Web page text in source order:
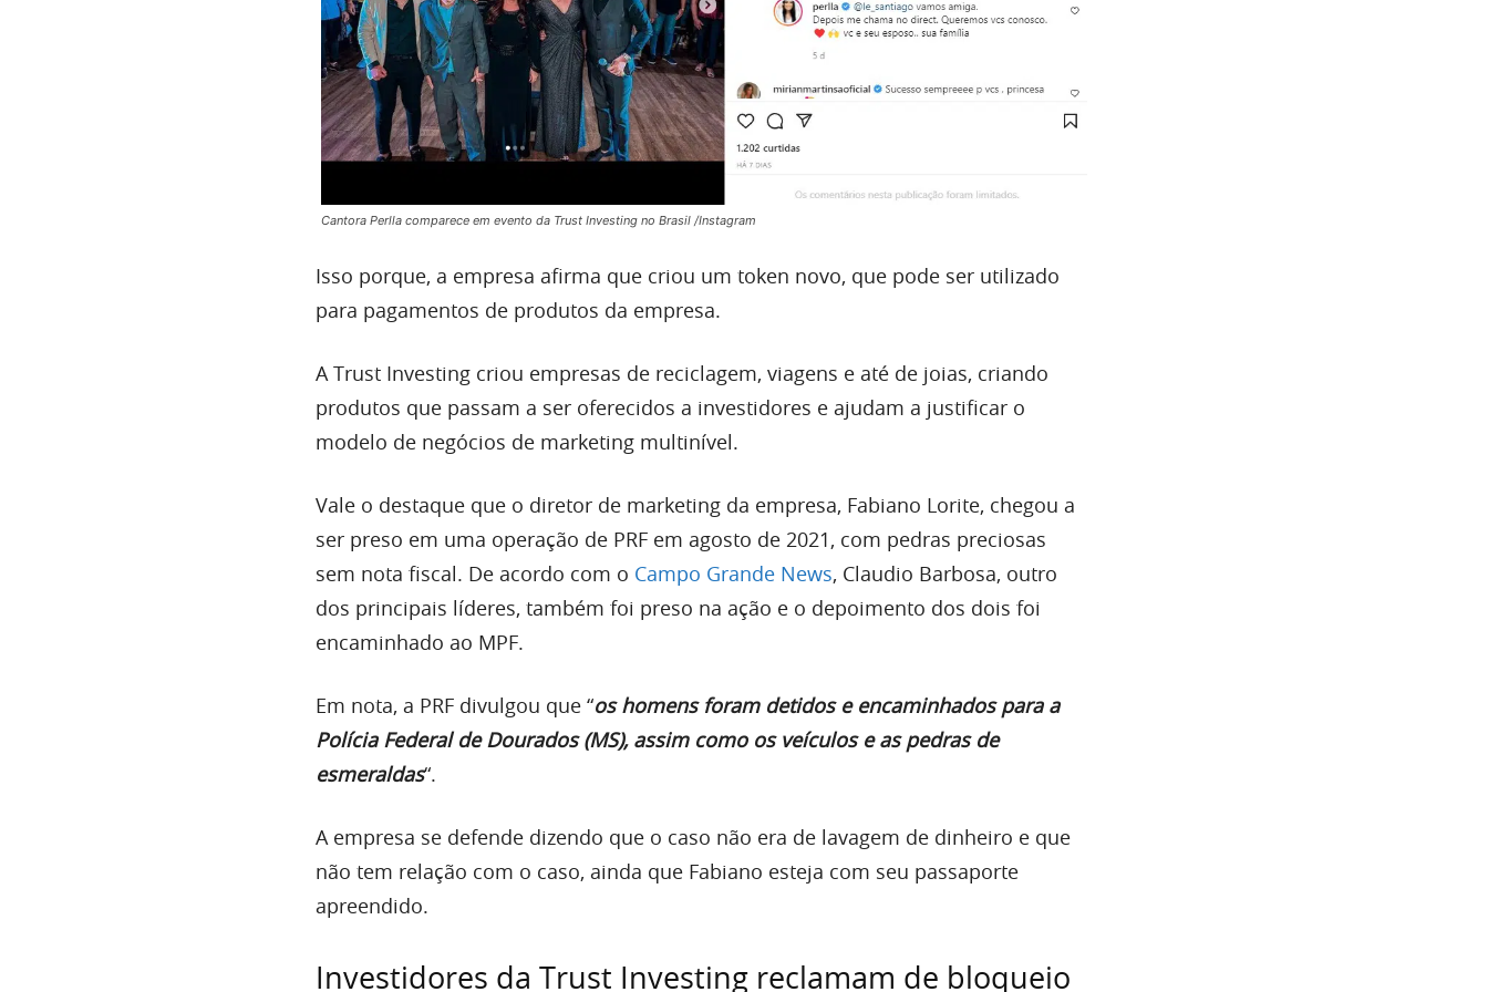
Cantora Perlla comparece em evento da Trust Investing no Brasil /Instagram
Isso porque, a empresa afirma que criou um token novo, que pode ser utilizado
para pagamentos de produtos da empresa.
A Trust Investing criou empresas de reciclagem, viagens e até de joias, criando
produtos que passam a ser oferecidos a investidores e ajudam a justificar o
modelo de negócios de marketing multinível.
Vale o destaque que o diretor de marketing da empresa, Fabiano Lorite, chegou a
ser preso em uma operação de PRF em agosto de 2021, com pedras preciosas
sem nota fiscal. De acordo com o Campo Grande News, Claudio Barbosa, outro
dos principais líderes, também foi preso na ação e o depoimento dos dois foi
encaminhado ao MPF.
Em nota, a PRF divulgou que “os homens foram detidos e encaminhados para a
Polícia Federal de Dourados (MS), assim como os veículos e as pedras de
esmeraldas“.
A empresa se defende dizendo que o caso não era de lavagem de dinheiro e que
não tem relação com o caso, ainda que Fabiano esteja com seu passaporte
apreendido.
Investidores da Trust Investing reclamam de bloqueio